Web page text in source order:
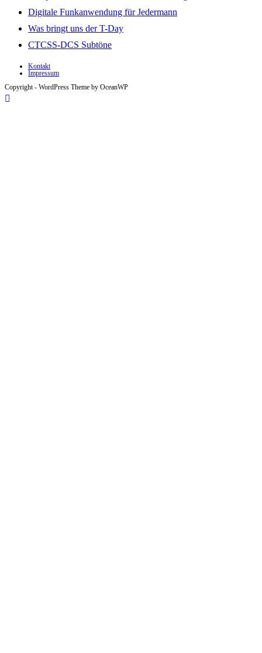
Digitale Funkanwendung für Jedermann
Was bringt uns der T-Day
CTCSS-DCS Subtöne
Kontakt
Impressum
Copyright - WordPress Theme by OceanWP